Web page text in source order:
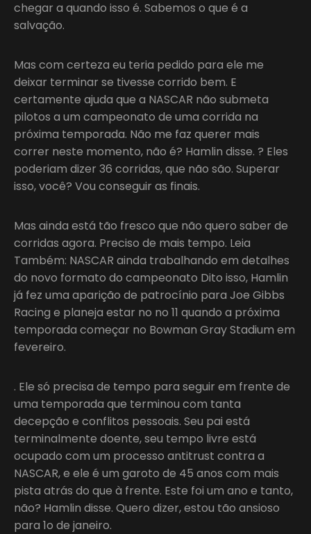
chegar a quando isso é. Sabemos o que é a
salvação.
Mas com certeza eu teria pedido para ele me
deixar terminar se tivesse corrido bem. E
certamente ajuda que a NASCAR não submeta
pilotos a um campeonato de uma corrida na
próxima temporada. Não me faz querer mais
correr neste momento, não é? Hamlin disse. ? Eles
poderiam dizer 36 corridas, que não são. Superar
isso, você? Vou conseguir as finais.
Mas ainda está tão fresco que não quero saber de
corridas agora. Preciso de mais tempo. Leia
Também: NASCAR ainda trabalhando em detalhes
do novo formato do campeonato Dito isso, Hamlin
já fez uma aparição de patrocínio para Joe Gibbs
Racing e planeja estar no no 11 quando a próxima
temporada começar no Bowman Gray Stadium em
fevereiro.
. Ele só precisa de tempo para seguir em frente de
uma temporada que terminou com tanta
decepção e conflitos pessoais. Seu pai está
terminalmente doente, seu tempo livre está
ocupado com um processo antitrust contra a
NASCAR, e ele é um garoto de 45 anos com mais
pista atrás do que à frente. Este foi um ano e tanto,
não? Hamlin disse. Quero dizer, estou tão ansioso
para 1o de janeiro.